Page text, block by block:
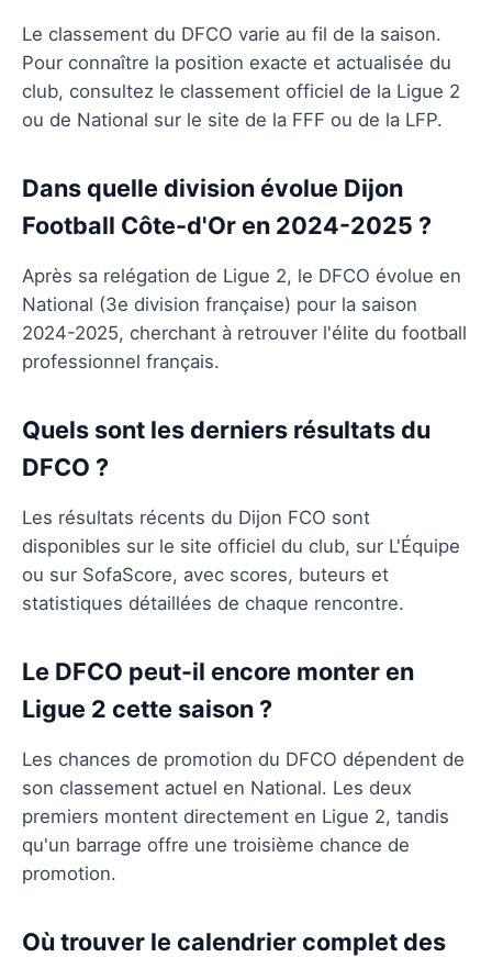
Le classement du DFCO varie au fil de la saison.
Pour connaître la position exacte et actualisée du
club, consultez le classement officiel de la Ligue 2
ou de National sur le site de la FFF ou de la LFP.
Dans quelle division évolue Dijon
Football Côte-d'Or en 2024-2025 ?
Après sa relégation de Ligue 2, le DFCO évolue en
National (3e division française) pour la saison
2024-2025, cherchant à retrouver l'élite du football
professionnel français.
Quels sont les derniers résultats du
DFCO ?
Les résultats récents du Dijon FCO sont
disponibles sur le site officiel du club, sur L'Équipe
ou sur SofaScore, avec scores, buteurs et
statistiques détaillées de chaque rencontre.
Le DFCO peut-il encore monter en
Ligue 2 cette saison ?
Les chances de promotion du DFCO dépendent de
son classement actuel en National. Les deux
premiers montent directement en Ligue 2, tandis
qu'un barrage offre une troisième chance de
promotion.
Où trouver le calendrier complet des